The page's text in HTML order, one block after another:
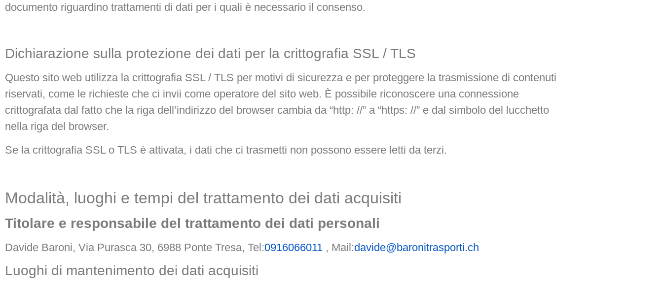
documento riguardino trattamenti di dati per i quali è necessario il consenso.
Dichiarazione sulla protezione dei dati per la crittografia SSL / TLS
Questo sito web utilizza la crittografia SSL / TLS per motivi di sicurezza e per proteggere la trasmissione di contenuti
riservati, come le richieste che ci invii come operatore del sito web. È possibile riconoscere una connessione
crittografata dal fatto che la riga dell’indirizzo del browser cambia da “http: //” a “https: //” e dal simbolo del lucchetto
nella riga del browser.
Se la crittografia SSL o TLS è attivata, i dati che ci trasmetti non possono essere letti da terzi.
Modalità, luoghi e tempi del trattamento dei dati acquisiti
Titolare e responsabile del trattamento dei dati personali
Davide Baroni, Via Purasca 30, 6988 Ponte Tresa, Tel:0916066011 , Mail:davide@baronitrasporti.ch
Luoghi di mantenimento dei dati acquisiti